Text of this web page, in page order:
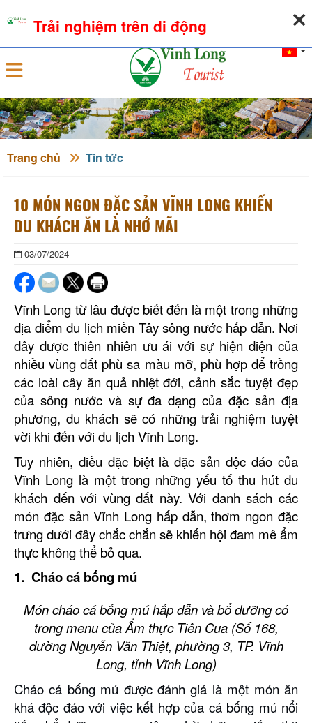
Đăng nhập
Trang chủ Tin tức
10 MÓN NGON ĐẶC SẢN VĨNH LONG KHIẾN
DU KHÁCH ĂN LÀ NHỚ MÃI
03/07/2024
Vĩnh Long từ lâu được biết đến là một trong những
địa điểm du lịch miền Tây sông nước hấp dẫn. Nơi
đây được thiên nhiên ưu ái với sự hiện diện của
nhiều vùng đất phù sa màu mỡ, phù hợp để trồng
các loài cây ăn quả nhiệt đới, cảnh sắc tuyệt đẹp
của sông nước và sự đa dạng của đặc sản địa
phương, du khách sẽ có những trải nghiệm tuyệt
vời khi đến với du lịch Vĩnh Long.
Tuy nhiên, điều đặc biệt là đặc sản độc đáo của
Vĩnh Long là một trong những yếu tố thu hút du
khách đến với vùng đất này. Với danh sách các
món đặc sản Vĩnh Long hấp dẫn, thơm ngon đặc
trưng dưới đây chắc chắn sẽ khiến hội đam mê ẩm
thực không thể bỏ qua.
1. Cháo cá bống mú
Món cháo cá bống mú hấp dẫn và bổ dưỡng có
trong menu của Ẩm thực Tiên Cua (Số 168,
đường Nguyễn Văn Thiệt, phường 3, TP. Vĩnh
Long, tỉnh Vĩnh Long)
Cháo cá bống mú được đánh giá là một món ăn
khá độc đáo với việc kết hợp của cá bống mú nổi
Trải nghiệm trên di động